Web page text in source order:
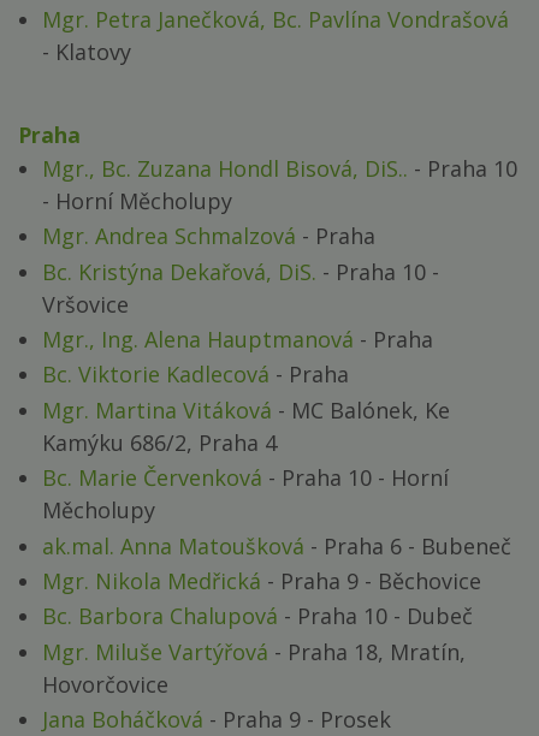
Mgr. Petra Janečková, Bc. Pavlína Vondrašová
- Klatovy
Praha
Mgr., Bc. Zuzana Hondl Bisová, DiS.. - Praha 10
- Horní Měcholupy
Mgr. Andrea Schmalzová - Praha
Bc. Kristýna Dekařová, DiS. - Praha 10 -
Vršovice
Mgr., Ing. Alena Hauptmanová - Praha
Bc. Viktorie Kadlecová - Praha
Mgr. Martina Vitáková - MC Balónek, Ke
Kamýku 686/2, Praha 4
Bc. Marie Červenková - Praha 10 - Horní
Měcholupy
ak.mal. Anna Matoušková - Praha 6 - Bubeneč
Mgr. Nikola Medřická - Praha 9 - Běchovice
Bc. Barbora Chalupová - Praha 10 - Dubeč
Mgr. Miluše Vartýřová - Praha 18, Mratín,
Hovorčovice
Jana Boháčková - Praha 9 - Prosek